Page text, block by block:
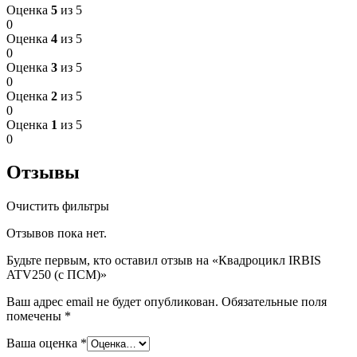
Оценка 5 из 5
0
Оценка 4 из 5
0
Оценка 3 из 5
0
Оценка 2 из 5
0
Оценка 1 из 5
0
Отзывы
Очистить фильтры
Отзывов пока нет.
Будьте первым, кто оставил отзыв на «Квадроцикл IRBIS
ATV250 (с ПСМ)»
Ваш адрес email не будет опубликован. Обязательные поля
помечены *
Ваша оценка *